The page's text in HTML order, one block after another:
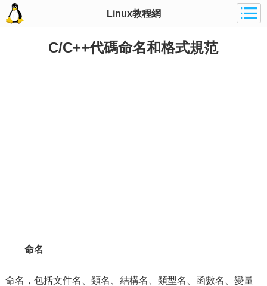
Linux教程網
C/C++代碼命名和格式規范
命名
命名，包括文件名、類名、結構名、類型名、函數名、變量